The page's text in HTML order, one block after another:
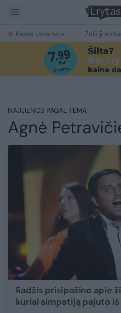
Karas Ukrainoje Žalioji
NAUJIENOS PAGAL TEMĄ
Agnė
Radžis prisipažino apie
kuriai simpatiją pajuto